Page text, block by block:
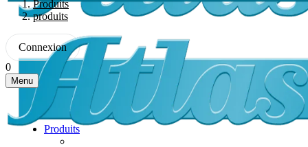
Produits
produits
Connexion
0
Menu
Produits